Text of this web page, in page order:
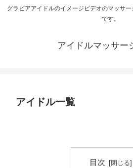
グラビアアイドルのイメージビデオのマッサ
です。
アイドルマッサー
アイドル一覧
目次